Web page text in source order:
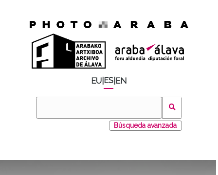
EU ES EN
Búsqueda avanzada